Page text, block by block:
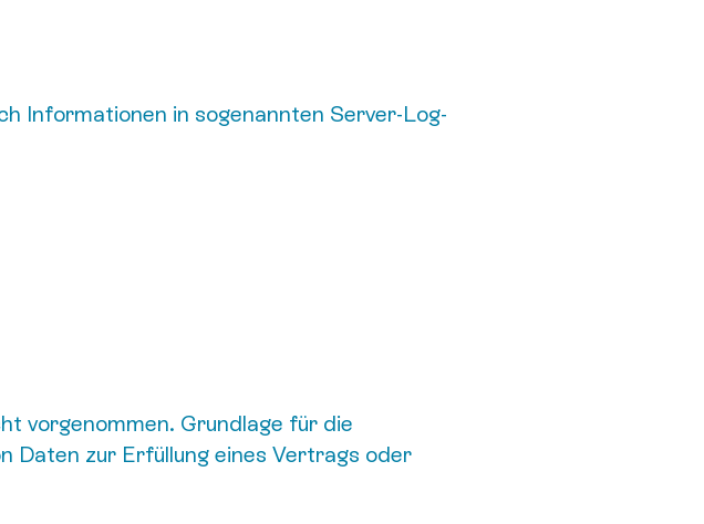
Informationen in sogenannten Server-Log-
vorgenommen. Grundlage für die
Daten zur Erfüllung eines Vertrags oder